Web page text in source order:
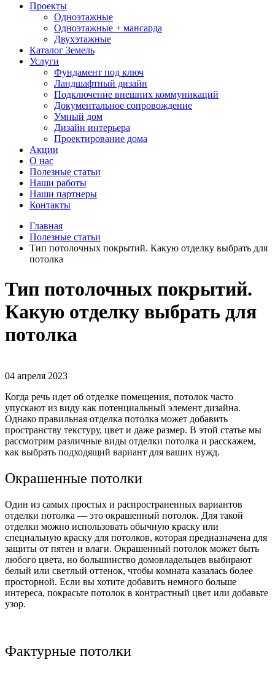
Проекты
Одноэтажные
Одноэтажные + мансарда
Двухэтажные
Каталог Земель
Услуги
Фундамент под ключ
Ландшафтный дизайн
Подключение внешних коммуникаций
Документальное сопровождение
Умный дом
Дизайн интерьера
Проектирование дома
Акции
О нас
Полезные статьи
Наши работы
Наши партнеры
Контакты
Главная
Полезные статьи
Тип потолочных покрытий. Какую отделку выбрать для
потолка
Тип потолочных покрытий.
Какую отделку выбрать для
потолка
04 апреля 2023
Когда речь идет об отделке помещения, потолок часто
упускают из виду как потенциальный элемент дизайна.
Однако правильная отделка потолка может добавить
пространству текстуру, цвет и даже размер. В этой статье мы
рассмотрим различные виды отделки потолка и расскажем,
как выбрать подходящий вариант для ваших нужд.
Окрашенные потолки
Один из самых простых и распространенных вариантов
отделки потолка — это окрашенный потолок. Для такой
отделки можно использовать обычную краску или
специальную краску для потолков, которая предназначена для
защиты от пятен и влаги. Окрашенный потолок может быть
любого цвета, но большинство домовладельцев выбирают
белый или светлый оттенок, чтобы комната казалась более
просторной. Если вы хотите добавить немного больше
интереса, покрасьте потолок в контрастный цвет или добавьте
узор.
Фактурные потолки